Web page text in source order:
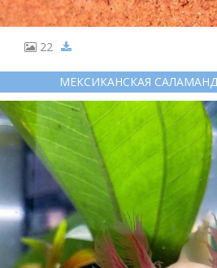
22
МЕКСИКАНСКАЯ